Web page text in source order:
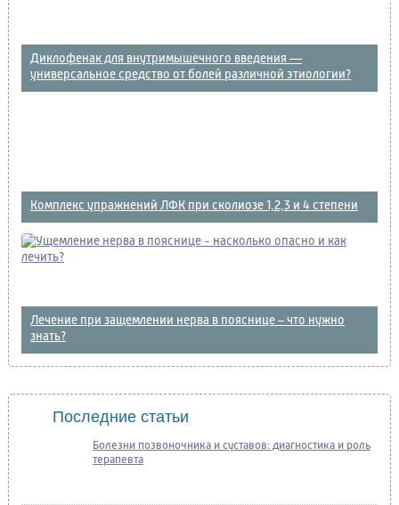
Диклофенак для внутримышечного введения —
универсальное средство от болей различной этиологии?
Комплекс упражнений ЛФК при сколиозе 1,2,3 и 4 степени
Лечение при защемлении нерва в пояснице – что нужно
знать?
Последние статьи
Болезни позвоночника и суставов: диагностика и роль
терапевта